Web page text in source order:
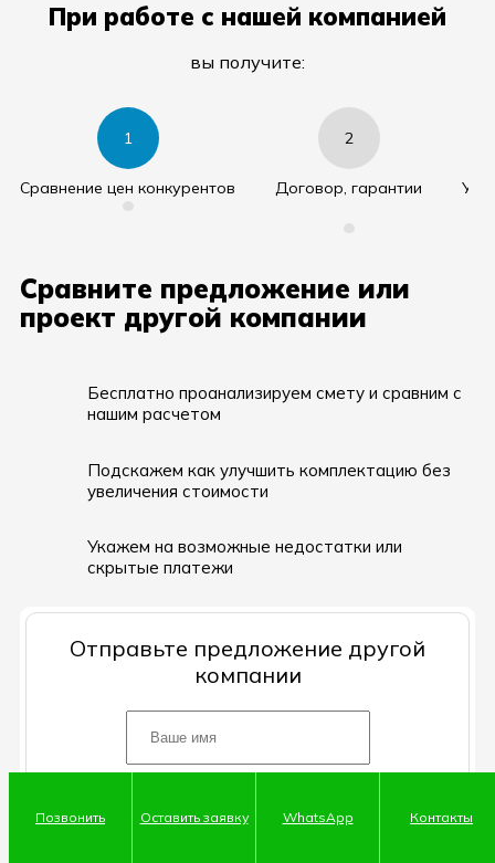
При работе с нашей компанией
вы получите:
1
Cравнение цен конкурентов
•
2
Договор, гарантии
Сравните предложение или
проект другой компании
Бесплатно проанализируем смету и сравним с
нашим расчетом
Подскажем как улучшить комплектацию без
увеличения стоимости
Укажем на возможные недостатки или
скрытые платежи
Отправьте предложение другой
компании
Позвонить Оставить заявку WhatsApp Контакты